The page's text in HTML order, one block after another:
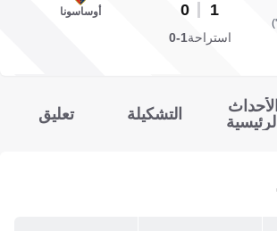
1
0 أوساسونا
استراحة1-0
الأحداث
الرئيسية
التشكيلة تعليق